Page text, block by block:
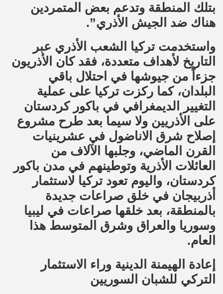
بتلك المنطقة وتدعم بعض المتمردين
هناك ضد الجيش الأذري”.
واستخدمت تركيا الشعب الأذري عبر
التاريخ لأهداف متعددة، فقد كان الأذريون
جزءاً من جيوشها في احتلال باقي
البلدان، كما ركزت تركيا على عملية
التغيير الديمغرافي في باكور كردستان
على الأذريين ولا سيما بعد طرح مشروع
إصلاح شرق الاناضول في عشرينيات
القرن الماضي، وجلبها الآلاف من
العائلات الأذرية وتوطينهم في مدن باكور
كردستان، واليوم تعود تركيا لاستثمار
أذربيجان في خلق صراعات جديدة
بالمنطقة، بعد خلقها صراعات في ليبيا
وسوريا والعراق وشرق المتوسط هذا
العام.
إعادة الهيمنة الدينية وراء الاستثمار
التركي للشبان السوريين